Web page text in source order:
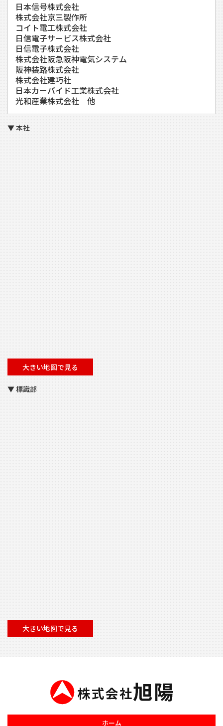
日本信号株式会社
株式会社京三製作所
コイト電工株式会社
日信電子サービス株式会社
日信電子株式会社
株式会社阪急阪神電気システム
阪神装路株式会社
株式会社建巧社
日本カーバイド工業株式会社
光和産業株式会社 他
▼ 本社
大きい地図で見る
▼ 標識部
大きい地図で見る
ホーム